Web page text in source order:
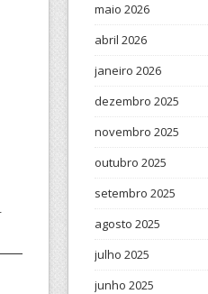
maio 2026
abril 2026
janeiro 2026
dezembro 2025
novembro 2025
outubro 2025
setembro 2025
agosto 2025
julho 2025
junho 2025